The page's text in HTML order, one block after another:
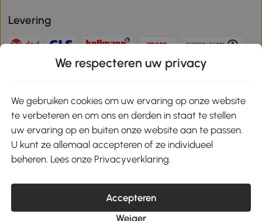
Levering
Download de app en ontvang 10% korting!
Google Play
klantenservice@aosom.nl
We respecteren uw privacy
We gebruiken cookies om uw ervaring op onze website
te verbeteren en om ons en derden in staat te stellen
uw ervaring op en buiten onze website aan te passen.
U kunt ze allemaal accepteren of ze individueel
beheren. Lees onze Privacyverklaring.
Accepteren
Weiger